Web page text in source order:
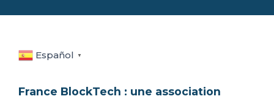
Español ▼
France BlockTech : une association